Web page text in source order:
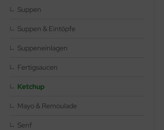
Suppen
Suppen & Eintöpfe
Suppeneinlagen
Fertigsaucen
Ketchup
Mayo & Remoulade
Senf
& Butterfett
& Lippenpflege
und Pflegemittel
& Binden